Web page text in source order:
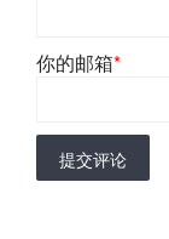
你的邮箱*
提交评论